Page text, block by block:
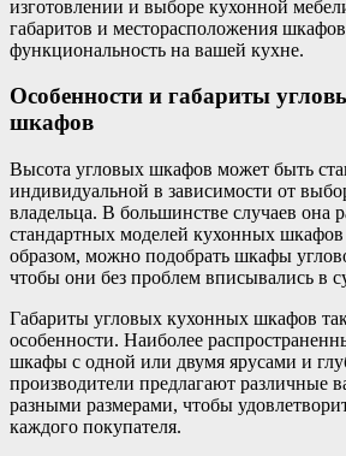
изготовлении и выборе кухонной
габаритов и месторасположения
функциональность на вашей кухне.
Особенности и габариты
шкафов
Высота угловых шкафов может быть
индивидуальной в зависимости от
владельца. В большинстве случаев она
стандартных моделей кухонных
образом, можно подобрать шкафы
чтобы они без проблем вписывались в
Габариты угловых кухонных шкафов
особенности. Наиболее
шкафы с одной или двумя ярусами и
производители предлагают различные
разными размерами, чтобы
каждого покупателя.